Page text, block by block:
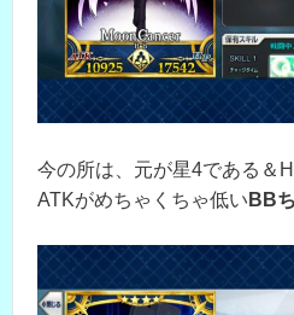
今の所は、元が星4である＆
ATKがめちゃくちゃ低い BB